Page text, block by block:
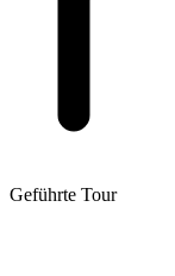
Geführte Tour